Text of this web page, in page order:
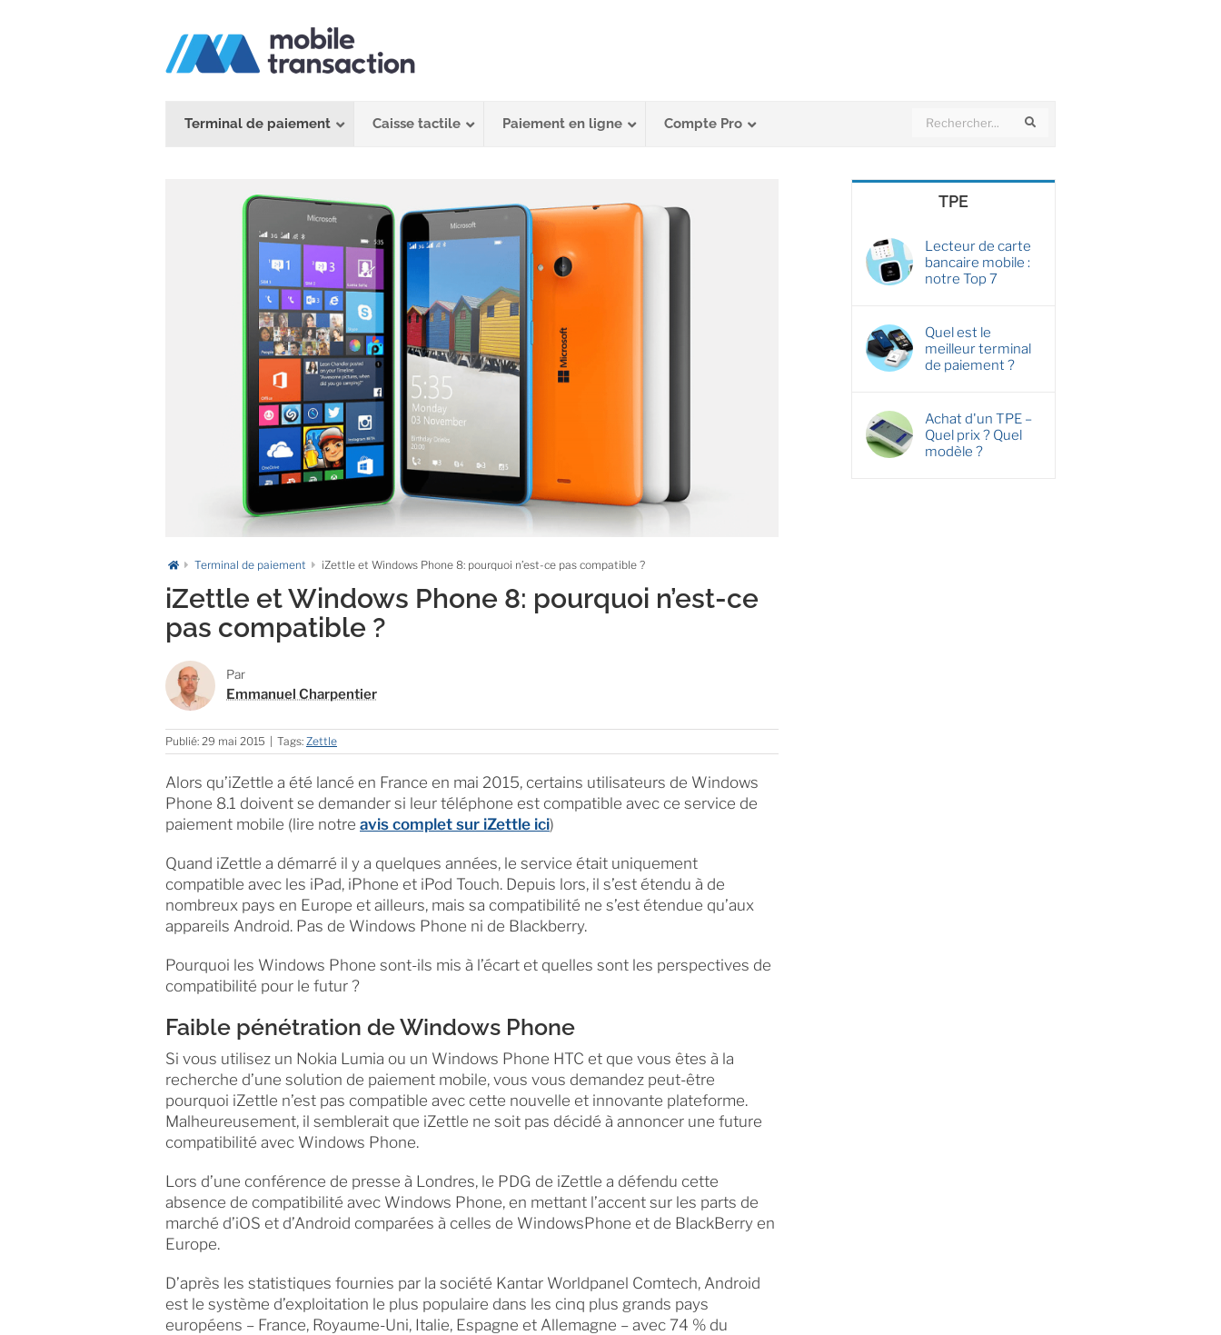
Terminal de paiement Caisse tactile Paiement en ligne Compte Pro
Terminal de paiement iZettle et Windows Phone 8: pourquoi n’est-ce pas compatible ?
iZettle et Windows Phone 8: pourquoi n’est-ce
pas compatible ?
Par
Emmanuel Charpentier
Publié: 29 mai 2015 Tags: Zettle
Alors qu’iZettle a été lancé en France en mai 2015, certains utilisateurs de Windows
Phone 8.1 doivent se demander si leur téléphone est compatible avec ce service de
paiement mobile (lire notre avis complet sur iZettle ici)
Quand iZettle a démarré il y a quelques années, le service était uniquement
compatible avec les iPad, iPhone et iPod Touch. Depuis lors, il s’est étendu à de
nombreux pays en Europe et ailleurs, mais sa compatibilité ne s’est étendue qu’aux
appareils Android. Pas de Windows Phone ni de Blackberry.
Pourquoi les Windows Phone sont-ils mis à l’écart et quelles sont les perspectives de
compatibilité pour le futur ?
Faible pénétration de Windows Phone
Si vous utilisez un Nokia Lumia ou un Windows Phone HTC et que vous êtes à la
recherche d’une solution de paiement mobile, vous vous demandez peut-être
pourquoi iZettle n’est pas compatible avec cette nouvelle et innovante plateforme.
Malheureusement, il semblerait que iZettle ne soit pas décidé à annoncer une future
compatibilité avec Windows Phone.
Lors d’une conférence de presse à Londres, le PDG de iZettle a défendu cette
absence de compatibilité avec Windows Phone, en mettant l’accent sur les parts de
marché d’iOS et d’Android comparées à celles de WindowsPhone et de BlackBerry en
Europe.
D’après les statistiques fournies par la société Kantar Worldpanel Comtech, Android
est le système d’exploitation le plus populaire dans les cinq plus grands pays
européens – France, Royaume-Uni, Italie, Espagne et Allemagne – avec 74 % du
TPE
Lecteur de carte
bancaire mobile :
notre Top 7
Quel est le
meilleur terminal
de paiement ?
Achat d'un TPE –
Quel prix ? Quel
modèle ?